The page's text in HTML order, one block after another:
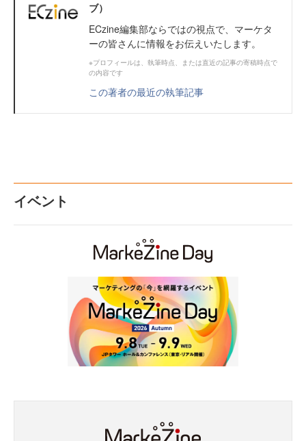
ブ）
ECzine編集部ならではの視点で、マーケタ
ーの皆さんに情報をお伝えいたします。
※プロフィールは、執筆時点、または直近の記事の寄稿時点で
の内容です
この著者の最近の執筆記事
イベント